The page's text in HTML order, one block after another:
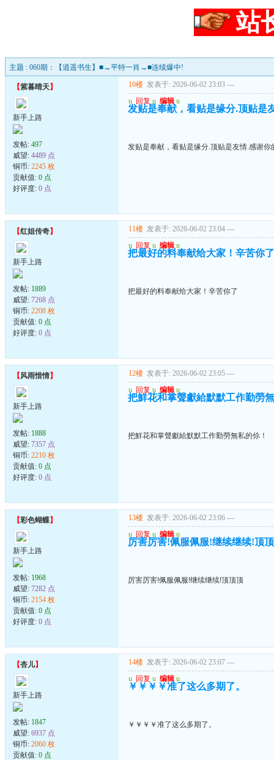
站
主题 : 060期：【逍遥书生】■→平特一肖→■连续爆中!
【紫暮晴天】
新手上路
发帖: 497
威望: 4489 点
铜币: 2245 枚
贡献值: 0 点
好评度: 0 点
10楼 发表于: 2026-06-02 23:03 ---
u 回复 u 编辑 u
发贴是奉献，看贴是缘分.顶贴是
发贴是奉献，看贴是缘分.顶贴是友情.感谢你
【红姐传奇】
新手上路
发帖: 1889
威望: 7268 点
铜币: 2208 枚
贡献值: 0 点
好评度: 0 点
11楼 发表于: 2026-06-02 23:04 ---
u 回复 u 编辑 u
把最好的料奉献给大家！辛苦你了
把最好的料奉献给大家！辛苦你了
【风雨惜情】
新手上路
发帖: 1888
威望: 7357 点
铜币: 2210 枚
贡献值: 0 点
好评度: 0 点
12楼 发表于: 2026-06-02 23:05 ---
u 回复 u 编辑 u
把鮮花和掌聲獻給默默工作勤勞
把鮮花和掌聲獻給默默工作勤勞無私的伱！
【彩色蝴蝶】
新手上路
发帖: 1968
威望: 7282 点
铜币: 2154 枚
贡献值: 0 点
好评度: 0 点
13楼 发表于: 2026-06-02 23:06 ---
u 回复 u 编辑 u
厉害厉害!佩服佩服!继续继续!顶
厉害厉害!佩服佩服!继续继续!顶顶顶
【杏儿】
新手上路
发帖: 1847
威望: 6937 点
铜币: 2060 枚
贡献值: 0 点
14楼 发表于: 2026-06-02 23:07 ---
u 回复 u 编辑 u
￥￥￥￥准了这么多期了。
￥￥￥￥准了这么多期了。